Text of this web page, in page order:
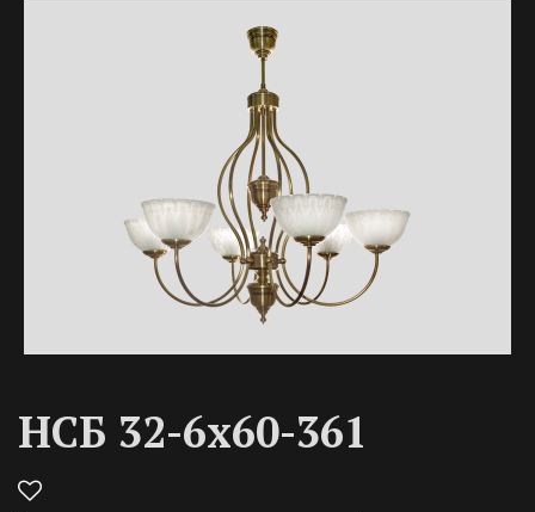
НСБ 32-6х60-361